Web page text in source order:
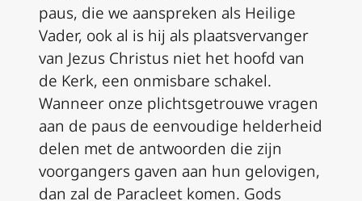
paus, die we aanspreken als Heilige
Vader, ook al is hij als plaatsvervanger
van Jezus Christus niet het hoofd van
de Kerk, een onmisbare schakel.
Wanneer onze plichtsgetrouwe vragen
aan de paus de eenvoudige helderheid
delen met de antwoorden die zijn
voorgangers gaven aan hun gelovigen,
dan zal de Paracleet komen. Gods